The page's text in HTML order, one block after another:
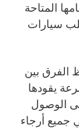
المتاحة
سيارات
الفرق بين
يقودها
الوصول
جميع أرجاء